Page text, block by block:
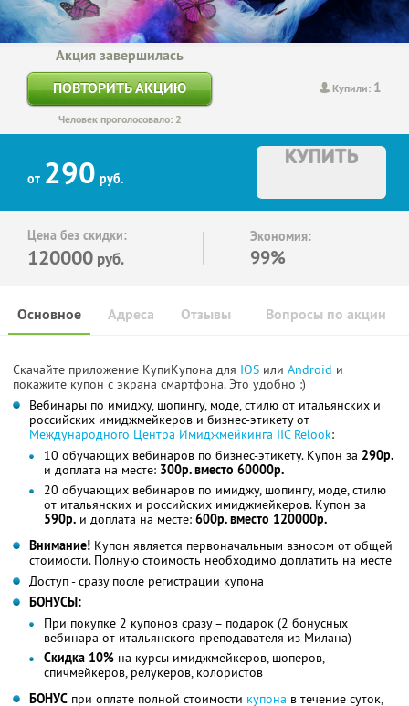
Купили: 1
Акция завершилась
ПОВТОРИТЬ АКЦИЮ
Человек проголосовало: 2
от 290 руб.
КУПИТЬ
Цена без скидки:
120000 руб.
Экономия:
99%
Основное Отзывы Вопросы по акции
Адреса
Скачайте приложение КупиКупона для IOS или Android и
покажите купон с экрана смартфона. Это удобно :)
Вебинары по имиджу, шопингу, моде, стилю от итальянских и
российских имиджмейкеров и бизнес-этикету от
Международного Центра Имиджмейкинга IIC Relook:
10 обучающих вебинаров по бизнес-этикету. Купон за 290р.
и доплата на месте: 300р. вместо 60000р.
20 обучающих вебинаров по имиджу, шопингу, моде, стилю
от итальянских и российских имиджмейкеров. Купон за
590р. и доплата на месте: 600р. вместо 120000р.
Внимание! Купон является первоначальным взносом от общей
стоимости. Полную стоимость необходимо доплатить на месте
Доступ - сразу после регистрации купона
БОНУСЫ:
При покупке 2 купонов сразу – подарок (2 бонусных
вебинара от итальянского преподавателя из Милана)
Скидка 10% на курсы имиджмейкеров, шоперов,
спичмейкеров, релукеров, колористов
БОНУС при оплате полной стоимости купона в течение суток,